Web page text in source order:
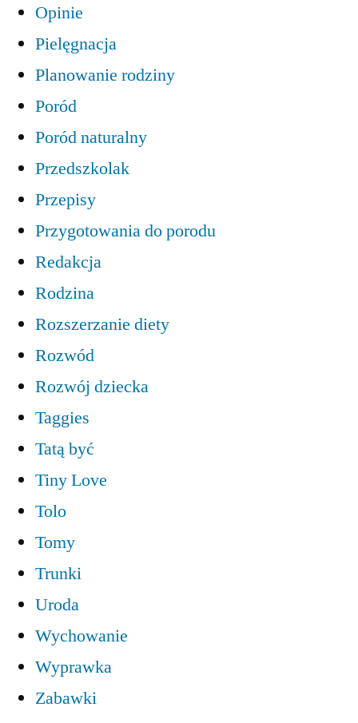
Opinie
Pielęgnacja
Planowanie rodziny
Poród
Poród naturalny
Przedszkolak
Przepisy
Przygotowania do porodu
Redakcja
Rodzina
Rozszerzanie diety
Rozwód
Rozwój dziecka
Taggies
Tatą być
Tiny Love
Tolo
Tomy
Trunki
Uroda
Wychowanie
Wyprawka
Zabawki